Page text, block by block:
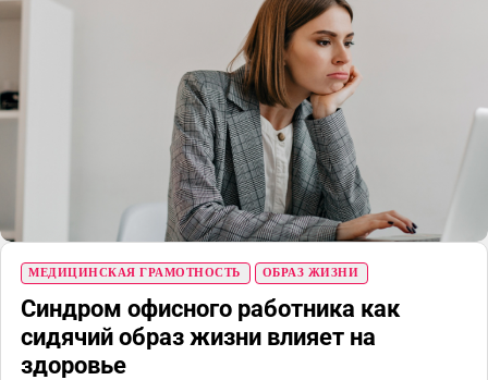
МЕДИЦИНСКАЯ ГРАМОТНОСТЬ ОБРАЗ ЖИЗНИ
Синдром офисного работника как
сидячий образ жизни влияет на
здоровье